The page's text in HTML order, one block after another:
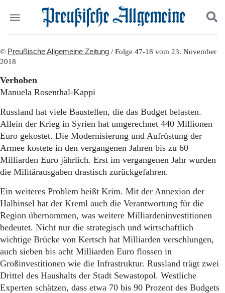
Start
Wer wir sind
Aktuelle Ausgabe
Abonnenten-Login
Abonnent werden
Abo Prämien
Archiv
Mediadaten
Politik
Gesellschaft
Leben
Geschichte
Ostpreußen
Pommern
Berlin-Brandenburg
Schlesien
Danzig und Westpreußen
Suchen und finden
© Preußische Allgemeine Zeitung / Folge 47-18 vom 23. November
2018
Verhoben
Manuela Rosenthal-Kappi
Russland hat viele Baustellen, die das Budget belasten.
Allein der Krieg in Syrien hat umgerechnet 440 Millionen
Euro gekostet. Die Modernisierung und Aufrüstung der
Armee kostete in den vergangenen Jahren bis zu 60
Milliarden Euro jährlich. Erst im vergangenen Jahr wurden
die Militärausgaben drastisch zurückgefahren.
Ein weiteres Problem heißt Krim. Mit der Annexion der
Halbinsel hat der Kreml auch die Verantwortung für die
Region übernommen, was weitere Milliardeninvestitionen
bedeutet. Nicht nur die strategisch und wirtschaftlich
wichtige Brücke von Kertsch hat Milliarden verschlungen,
auch sieben bis acht Milliarden Euro flossen in
Großinvestitionen wie die Infrastruktur. Russland trägt zwei
Drittel des Haushalts der Stadt Sewastopol. Westliche
Experten schätzen, dass etwa 70 bis 90 Prozent des Budgets